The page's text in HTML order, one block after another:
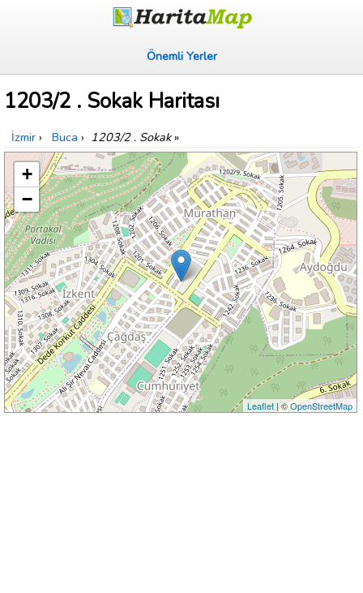
Önemli Yerler
1203/2 . Sokak Haritası
İzmir › Buca › 1203/2 . Sokak»
+
−
Leaflet| ©OpenStreetMap